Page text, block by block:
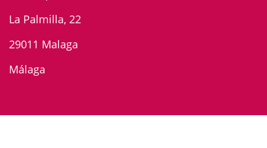
La Palmilla, 22
29011 Malaga
Málaga